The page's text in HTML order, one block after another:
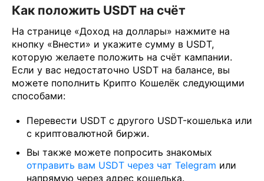
Как положить USDT на счёт
На странице «Доход на доллары» нажмите на
кнопку «Внести» и укажите сумму в USDT,
которую желаете положить на счёт кампании.
Если у вас недостаточно USDT на балансе, вы
можете пополнить Крипто Кошелёк следующими
способами:
Перевести USDT с другого USDT-кошелька или
с криптовалютной биржи.
Вы также можете попросить знакомых
отправить вам USDT через чат Telegram или
напрямую через адрес кошелька.